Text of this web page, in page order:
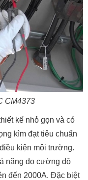
CM4373
kế nhỏ gọn và có
kìm đạt tiêu chuẩn
kiện môi trường.
năng đo cường độ
đến 2000A. Đặc biệt